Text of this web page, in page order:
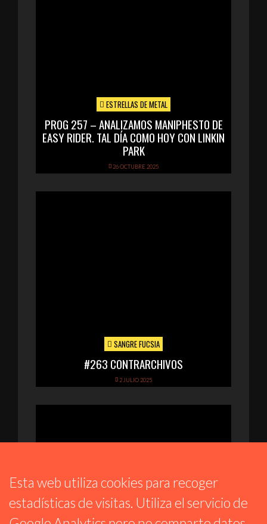
ESTRELLAS DE METAL
PROG 257 – ANALIZAMOS MANIPHESTO DE
EASY RIDER. TAL DÍA COMO HOY CON LINKIN
PARK
26 OCTUBRE 2025
SANGRE FUCSIA
#263 CONTRARCHIVOS
2 JULIO 2025
Esta web utiliza cookies para recoger
estadísticas de visitas. Utiliza el servicio de